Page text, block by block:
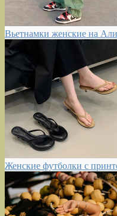
Вьетнамки женские на
Женские футболки с